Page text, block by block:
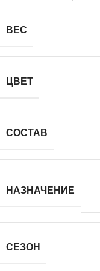
ВЕС
ЦВЕТ
СОСТАВ
НАЗНАЧЕНИЕ
СЕЗОН